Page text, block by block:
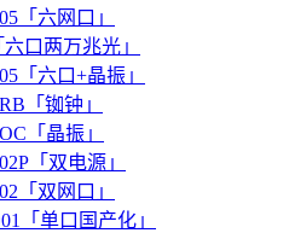
「六网口」
口两万兆光」
「六口+晶振」
「铷钟」
「晶振」
「双电源」
「双网口」
「单口国产化」